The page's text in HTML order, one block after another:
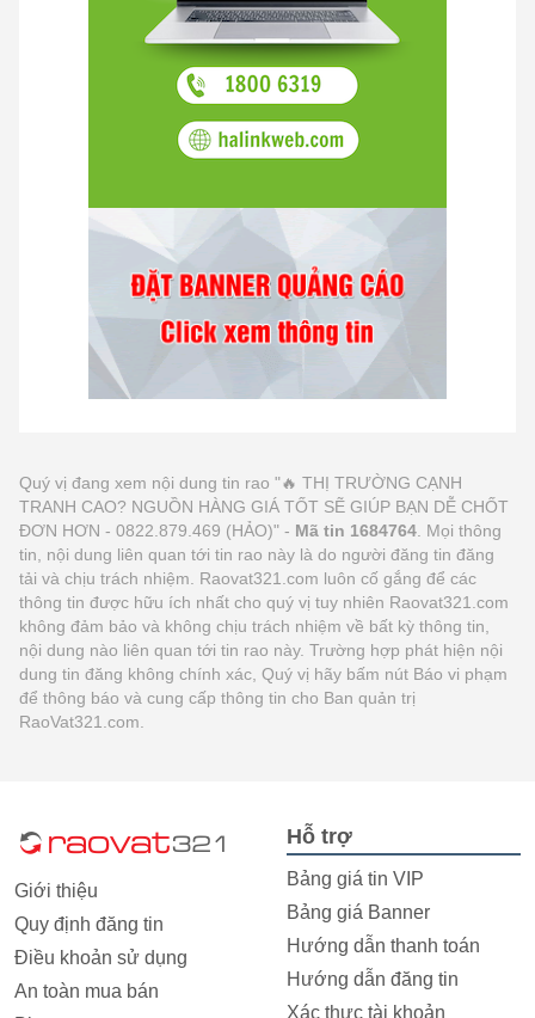
Quý vị đang xem nội dung tin rao "🔥 THỊ TRƯỜNG CẠNH
TRANH CAO? NGUỒN HÀNG GIÁ TỐT SẼ GIÚP BẠN DỄ CHỐT
ĐƠN HƠN - 0822.879.469 (HẢO)" - Mã tin 1684764 . Mọi thông
tin, nội dung liên quan tới tin rao này là do người đăng tin đăng
tải và chịu trách nhiệm. Raovat321.com luôn cố gắng để các
thông tin được hữu ích nhất cho quý vị tuy nhiên Raovat321.com
không đảm bảo và không chịu trách nhiệm về bất kỳ thông tin,
nội dung nào liên quan tới tin rao này. Trường hợp phát hiện nội
dung tin đăng không chính xác, Quý vị hãy bấm nút Báo vi phạm
để thông báo và cung cấp thông tin cho Ban quản trị
RaoVat321.com.
Giới thiệu
Quy định đăng tin
Điều khoản sử dụng
An toàn mua bán
Hỗ trợ
Bảng giá tin VIP
Bảng giá Banner
Hướng dẫn thanh toán
Hướng dẫn đăng tin
Xác thực tài khoản